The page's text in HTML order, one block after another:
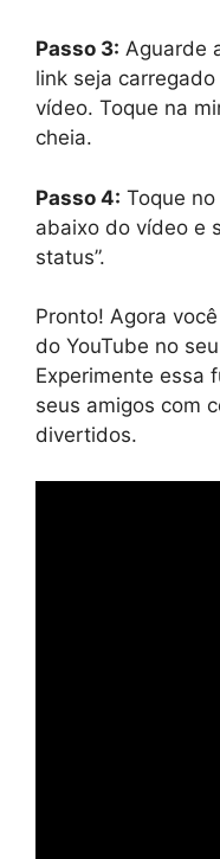
Passo 3: Aguarde
link seja
vídeo. Toque na
cheia.
Passo 4: Toque no
abaixo do vídeo e
status”.
Pronto! Agora
do YouTube no
Experimente essa
seus amigos com
divertidos.